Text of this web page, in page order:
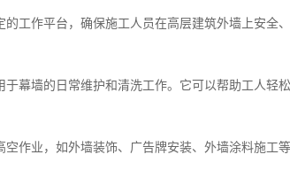
工作平台，确保施工人员在高层建筑外墙上安全
幕墙的日常维护和清洗工作。它可以帮助工人轻
作业，如外墙装饰、广告牌安装、外墙涂料施工